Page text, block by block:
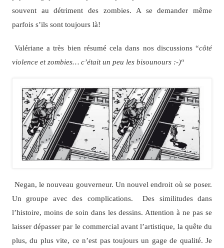
souvent au détriment des zombies. A se demander même
parfois s’ils sont toujours là!
Valériane a très bien résumé cela dans nos discussions “côté
violence et zombies… c’était un peu les bisounours :-)“
Negan, le nouveau gouverneur. Un nouvel endroit où se poser.
Un groupe avec des complications. Des similitudes dans
l’histoire, moins de soin dans les dessins. Attention à ne pas se
laisser dépasser par le commercial avant l’artistique, la quête du
plus, du plus vite, ce n’est pas toujours un gage de qualité. Je